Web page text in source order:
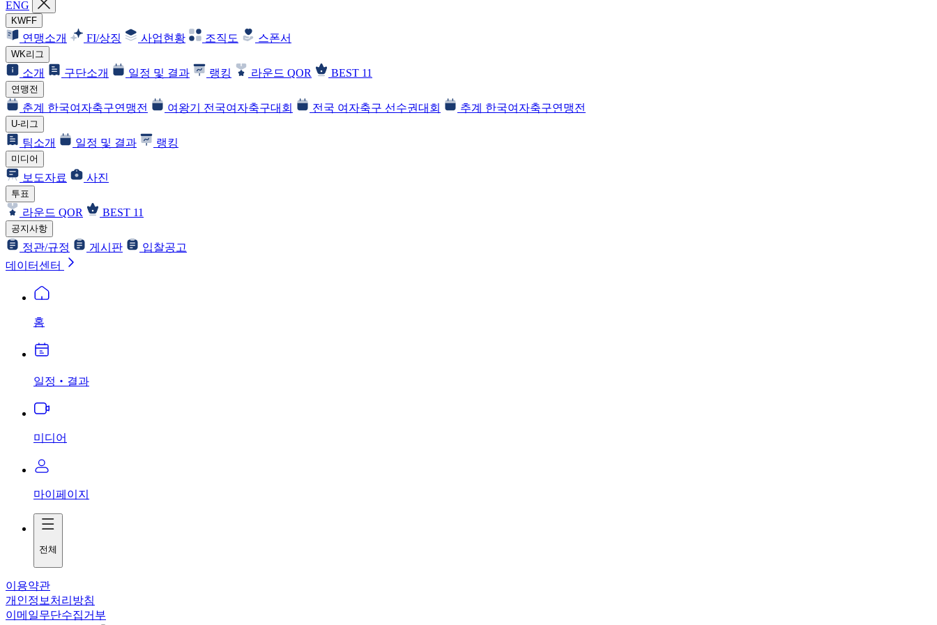
ENG
KWFF
연맹소개 FI/상징 사업현황 조직도 스폰서
WK리그
소개 구단소개 일정 및 결과 랭킹 라운드 QOR BEST 11
연맹전
춘계 한국여자축구연맹전 여왕기 전국여자축구대회 전국 여자축구 선수권대회 추계 한국여자축구연맹전
U-리그
팀소개 일정 및 결과 랭킹
미디어
보도자료 사진
투표
라운드 QOR BEST 11
공지사항
정관/규정 게시판
입찰공고
데이터센터
홈
일정‧결과
미디어
마이페이지
전체
이용약관
개인정보처리방침
이메일무단수집거부